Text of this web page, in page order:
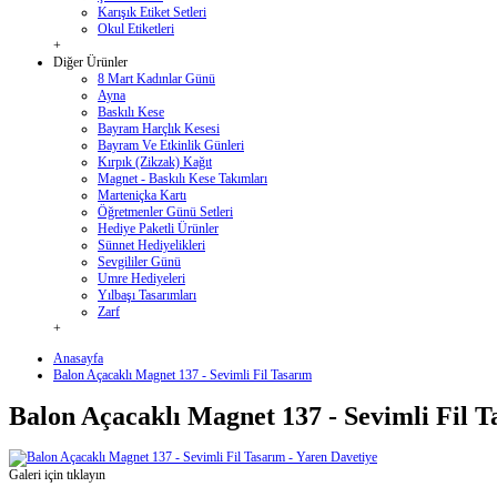
Karışık Etiket Setleri
Okul Etiketleri
+
Diğer Ürünler
8 Mart Kadınlar Günü
Ayna
Baskılı Kese
Bayram Harçlık Kesesi
Bayram Ve Etkinlik Günleri
Kırpık (Zikzak) Kağıt
Magnet - Baskılı Kese Takımları
Marteniçka Kartı
Öğretmenler Günü Setleri
Hediye Paketli Ürünler
Sünnet Hediyelikleri
Sevgililer Günü
Umre Hediyeleri
Yılbaşı Tasarımları
Zarf
+
Anasayfa
Balon Açacaklı Magnet 137 - Sevimli Fil Tasarım
Balon Açacaklı Magnet 137 - Sevimli Fil
Galeri için tıklayın